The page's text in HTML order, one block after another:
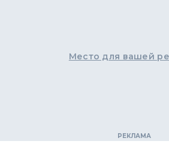
Место для вашей